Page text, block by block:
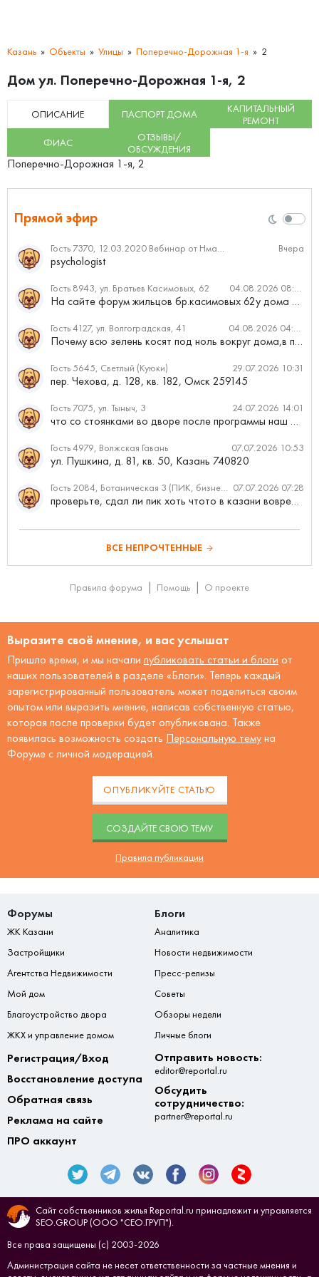
Казань Объекты Улицы Поперечно-Дорожная 1-я 2
Дом ул. Поперечно-Дорожная 1-я, 2
ОПИСАНИЕ ПАСПОРТ ДОМА
КАПИТАЛЬНЫЙ
РЕМОНТ
ФИАС
ОТЗЫВЫ/
ОБСУЖДЕНИЯ
Поперечно-Дорожная 1-я, 2
Прямой эфир
Гость 7370, 12.03.2020 Вебинар от Нмаркет.ПРО: «Актуальное об ипотеке: что нужно знать» Вчера
psychologist
Гость 8943, ул. Братьев Касимовых, 62 04.08.2026 08:34
На сайте форум жильцов бр.касимовых 62у дома растут красивые...
Гость 4127, ул. Волгоградская, 41 04.08.2026 04:46
Почему всю зелень косят под ноль вокруг дома,в полисадниках....
Гость 5645, Светлый (Куюки) 29.07.2026 10:31
пер. Чехова, д. 128, кв. 182, Омск 259145
Гость 7075, ул. Тыныч, 3 24.07.2026 14:01
что со стоянками во дворе после программы наш двор
Гость 4979, Волжская Гавань 07.07.2026 10:53
ул. Пушкина, д. 81, кв. 50, Казань 740820
Гость 2084, Ботаническая 3 (ПИК, бизнес-класс) 07.07.2026 07:28
проверьте, сдал ли пик хоть чтото в казани вовремя?
ВСЕ НЕПРОЧТЕННЫЕ
Правила форума Помощь О проекте
Выразите своё мнение, и вас услышат
Пришло время, и мы начали публиковать статьи и блоги от
наших пользователей в разделе «Блоги». Теперь каждый
зарегистрированный пользователь может поделиться своим
опытом или выразить мнение, написав собственную статью,
которая после проверки будет опубликована. Также
появилась возможность создать Персональную тему на
Форуме с личной модерацией.
ОПУБЛИКУЙТЕ СТАТЬЮ
CОЗДАЙТЕ СВОЮ ТЕМУ
Правила публикации
Форумы
ЖК Казани
Застройщики
Агентства Недвижимости
Мой дом
Благоустройство двора
ЖКХ и управление домом
Блоги
Аналитика
Новости недвижимости
Пресс-релизы
Советы
Обзоры недели
Личные блоги
Регистрация/Вход
Восстановление доступа
Обратная связь
Реклама на сайте
ПРО аккаунт
Отправить новость:
editor@reportal.ru
Обсудить
сотрудничество:
partner@reportal.ru
Сайт собственников жилья Reportal.ru принадлежит и управляется
SEO.GROUP (ООО "СЕО.ГРУП").
Все права защищены (с) 2003-2026
Администрация сайта не несет ответственности за частные мнения и